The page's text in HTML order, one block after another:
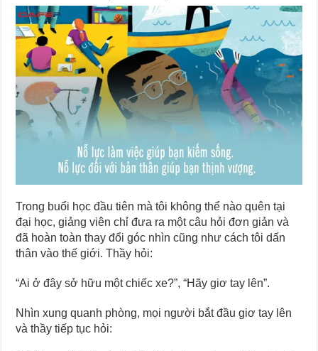
Trong buổi học đầu tiên mà tôi không thể nào quên tại
đại học, giảng viên chỉ đưa ra một câu hỏi đơn giản và
đã hoàn toàn thay đổi góc nhìn cũng như cách tôi dấn
thân vào thế giới. Thầy hỏi:
“Ai ở đây sở hữu một chiếc xe?”, “Hãy giơ tay lên”.
Nhìn xung quanh phòng, mọi người bắt đầu giơ tay lên
và thầy tiếp tục hỏi: